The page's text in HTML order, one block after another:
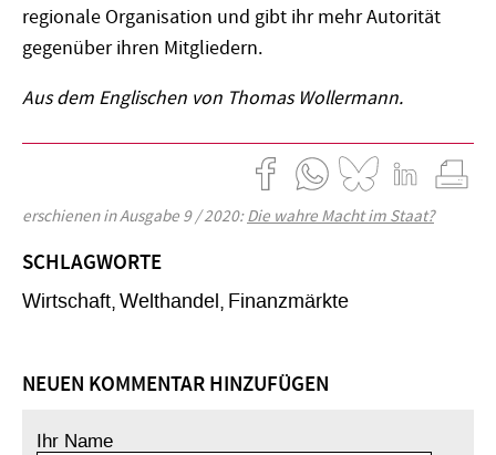
regionale Organisation und gibt ihr mehr Autorität
gegenüber ihren Mitgliedern.
Aus dem Englischen von Thomas Wollermann.
erschienen in Ausgabe 9 / 2020:Die wahre Macht im Staat?
SCHLAGWORTE
Wirtschaft Welthandel Finanzmärkte
NEUEN KOMMENTAR HINZUFÜGEN
Ihr Name